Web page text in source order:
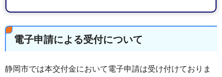
電子申請による受付について
静岡市では本交付金において電子申請は受け付けておりま